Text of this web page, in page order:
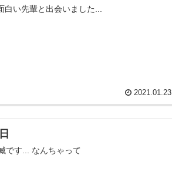
い先輩と出会いました...
2021.01.23
です... なんちゃって